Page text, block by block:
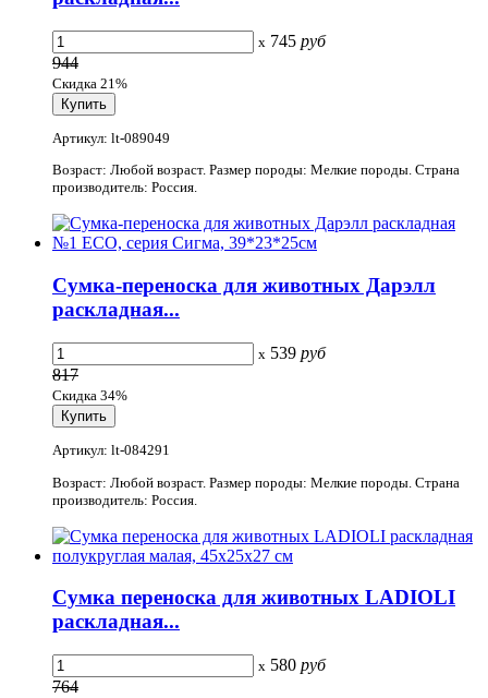
x 745 руб
944
Скидка 21%
Артикул: lt-089049
Возраст: Любой возраст. Размер породы: Мелкие породы. Страна
производитель: Россия.
Сумка-переноска для животных Дарэлл
раскладная...
x 539 руб
817
Скидка 34%
Артикул: lt-084291
Возраст: Любой возраст. Размер породы: Мелкие породы. Страна
производитель: Россия.
Сумка переноска для животных LADIOLI
раскладная...
x 580 руб
764